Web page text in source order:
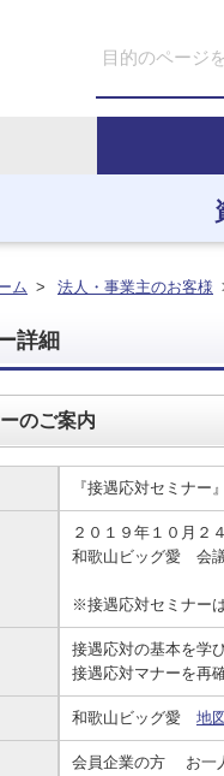
達
のさまざまな資金ニーズに応
案をさせていただきます。
用
用に必要な商品、定期預金、
などをご紹介します。
業支援
支援
業主のお客さまへ情報のご提
解決のご支援をいたします。
ビス
ス
種サービスをご紹介します。
ム > 法人・事業主のお客様
詳細
のご案内
『接遇応対セミナー
２０１９年１０月
和歌山ビッグ愛 会
※接遇応対セミナー
接遇応対の基本を学
接遇応対マナーを再
和歌山ビッグ愛 地
会員企業の方 お